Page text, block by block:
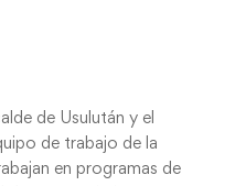
de Usulután y el
de trabajo de la
en programas de